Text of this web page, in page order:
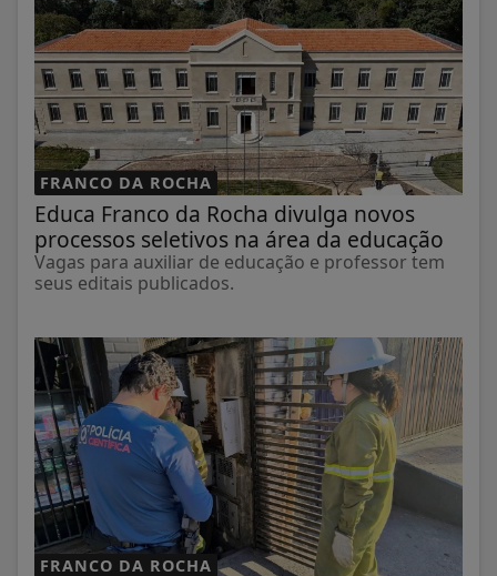
FRANCO DA ROCHA
Educa Franco da Rocha divulga novos
processos seletivos na área da educação
Vagas para auxiliar de educação e professor tem
seus editais publicados.
FRANCO DA ROCHA